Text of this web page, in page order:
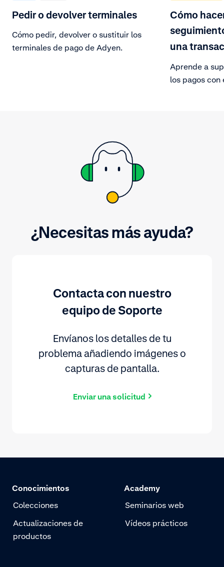
Pedir o devolver terminales
Cómo pedir, devolver o sustituir los
terminales de pago de Adyen.
Cómo
una
Aprende a
los pagos con
¿Necesitas más ayuda?
Contacta con nuestro
equipo de Soporte
Envíanos los detalles de tu
problema añadiendo imágenes o
capturas de pantalla.
Enviar una solicitud
Conocimientos
Colecciones
Actualizaciones de
productos
Academy
Seminarios web
Vídeos prácticos